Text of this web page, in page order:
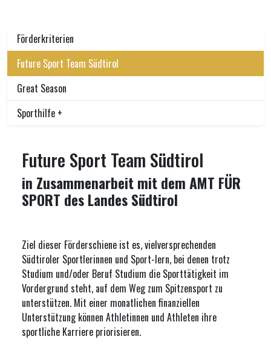
Förderkriterien
Future Sport Team Südtirol
Great Season
Sporthilfe +
Future Sport Team Südtirol
in Zusammenarbeit mit dem AMT FÜR
SPORT des Landes Südtirol
Ziel dieser Förderschiene ist es, vielversprechenden
Südtiroler Sportlerinnen und Sport-lern, bei denen trotz
Studium und/oder Beruf Studium die Sporttätigkeit im
Vordergrund steht, auf dem Weg zum Spitzensport zu
unterstützen. Mit einer monatlichen finanziellen
Unterstützung können Athletinnen und Athleten ihre
sportliche Karriere priorisieren.